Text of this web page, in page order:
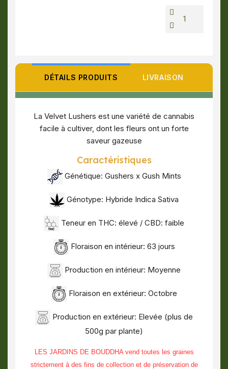
DÉTAILS PRODUITS LIVRAISON
La Velvet Lushers est une variété de cannabis
facile à cultiver, dont les fleurs ont un forte
saveur gazeuse
Caractéristiques
Génétique: Gushers x Gush Mints
Génotype: Hybride Indica Sativa
Teneur en THC: élevé / CBD: faible
Floraison en intérieur: 63 jours
Production en intérieur: Moyenne
Floraison en extérieur: Octobre
Production en extérieur: Elevée (plus de
500g par plante)
LES JARDINS DE BOUDDHA vend toutes les graines
strictement à des fins de collection et de préservation de